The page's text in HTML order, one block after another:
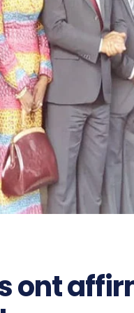
ont